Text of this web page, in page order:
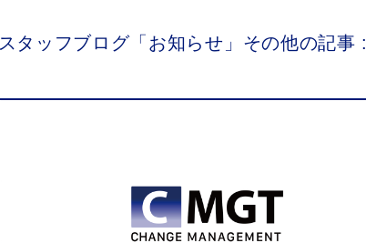
スタッフブログ「お知らせ」その他の記事 :